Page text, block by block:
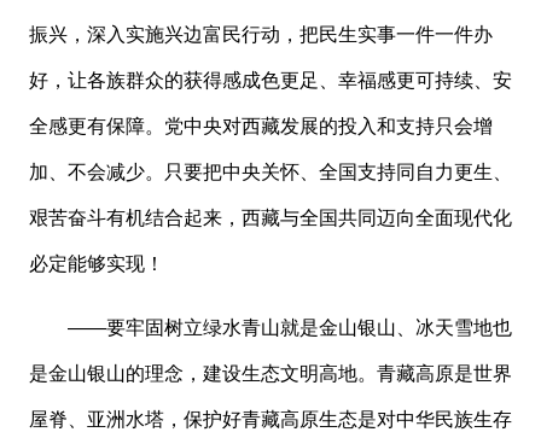
振兴，深入实施兴边富民行动，把民生实事一件一件办
好，让各族群众的获得感成色更足、幸福感更可持续、安
全感更有保障。党中央对西藏发展的投入和支持只会增
加、不会减少。只要把中央关怀、全国支持同自力更生、
艰苦奋斗有机结合起来，西藏与全国共同迈向全面现代化
必定能够实现！
——要牢固树立绿水青山就是金山银山、冰天雪地也
是金山银山的理念，建设生态文明高地。青藏高原是世界
屋脊、亚洲水塔，保护好青藏高原生态是对中华民族生存